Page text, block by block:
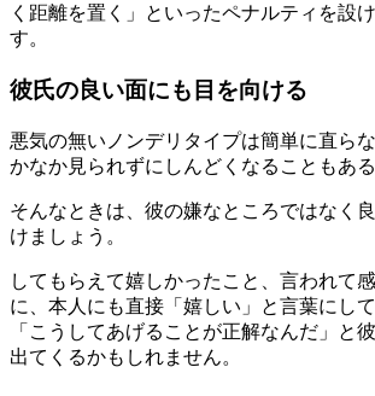
く距離を置く」といったペナルティを設
す。
彼氏の良い面にも目を向ける
悪気の無いノンデリタイプは簡単に直ら
かなか見られずにしんどくなることもあ
そんなときは、彼の嫌なところではなく
けましょう。
してもらえて嬉しかったこと、言われて
に、本人にも直接「嬉しい」と言葉にし
「こうしてあげることが正解なんだ」と
出てくるかもしれません。